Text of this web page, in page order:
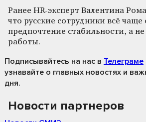
Ранее HR-эксперт Валентина
что русские сотрудники всё
предпочтение стабильности, а
работы.
Подписывайтесь на нас в Телеграме
узнавайте о главных новостях и
дня.
Новости партнеров